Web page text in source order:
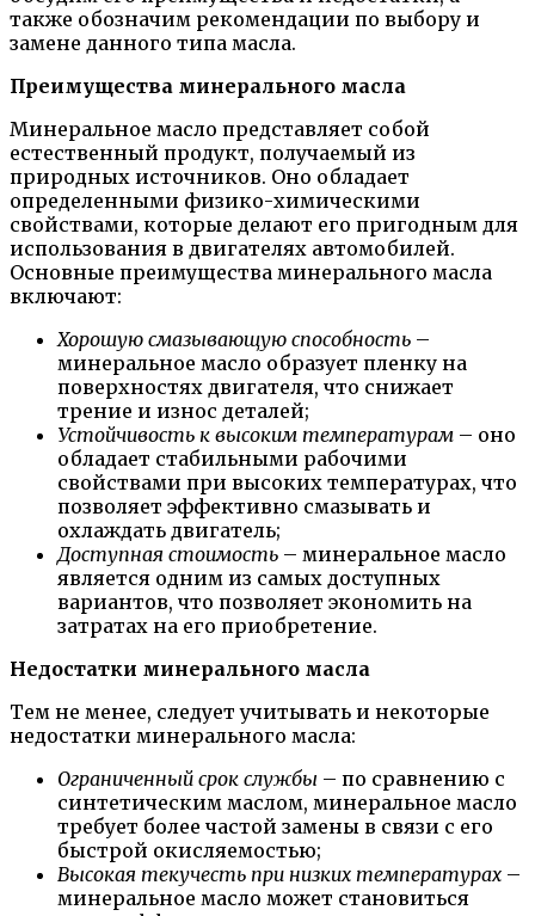
также обозначим рекомендации по выбору и
замене данного типа масла.
Преимущества минерального масла
Минеральное масло представляет собой
естественный продукт, получаемый из
природных источников. Оно обладает
определенными физико-химическими
свойствами, которые делают его пригодным для
использования в двигателях автомобилей.
Основные преимущества минерального масла
включают:
Хорошую смазывающую способность –
минеральное масло образует пленку на
поверхностях двигателя, что снижает
трение и износ деталей;
Устойчивость к высоким температурам – оно
обладает стабильными рабочими
свойствами при высоких температурах, что
позволяет эффективно смазывать и
охлаждать двигатель;
Доступная стоимость – минеральное масло
является одним из самых доступных
вариантов, что позволяет экономить на
затратах на его приобретение.
Недостатки минерального масла
Тем не менее, следует учитывать и некоторые
недостатки минерального масла:
Ограниченный срок службы – по сравнению с
синтетическим маслом, минеральное масло
требует более частой замены в связи с его
быстрой окисляемостью;
Высокая текучесть при низких температурах –
минеральное масло может становиться